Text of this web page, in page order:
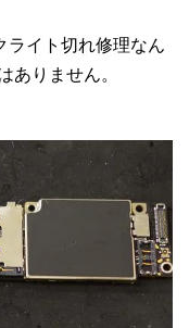
ライト切れ修理なん
ありません。